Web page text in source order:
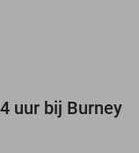
37%
uur bij Burney